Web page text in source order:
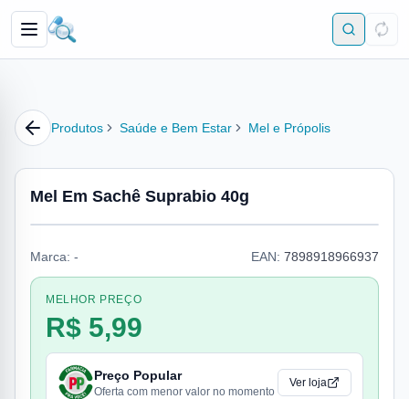
Produtos Saúde e Bem Estar Mel e Própolis
Mel Em Sachê Suprabio 40g
Marca: - EAN: 7898918966937
MELHOR PREÇO
R$ 5,99
Preço Popular
Oferta com menor valor no momento
Ver loja